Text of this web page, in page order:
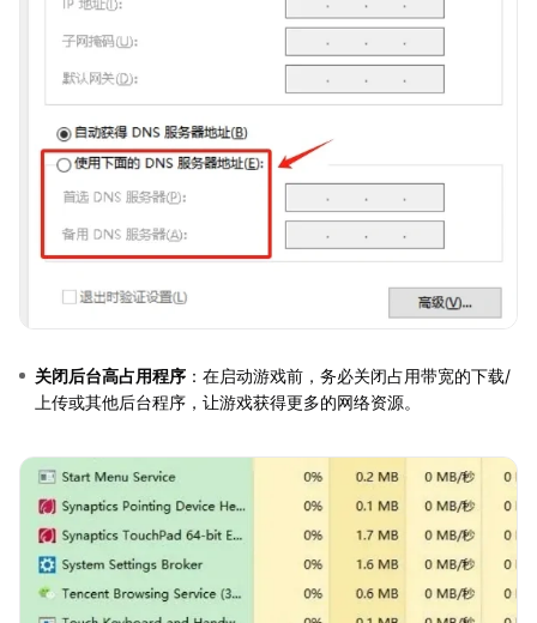
关闭后台高占用程序 ：在启动游戏前，务必关闭占用带宽的下载/
上传或其他后台程序，让游戏获得更多的网络资源。